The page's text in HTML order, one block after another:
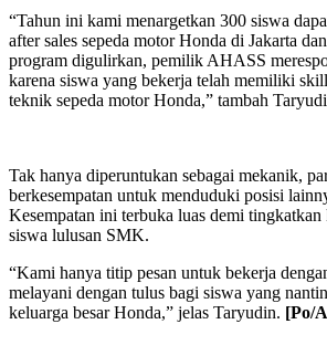
“Tahun ini kami menargetkan 300 siswa
after sales sepeda motor Honda di Jakarta
program digulirkan, pemilik AHASS
karena siswa yang bekerja telah memiliki
teknik sepeda motor Honda,” tambah
Tak hanya diperuntukan sebagai mekanik,
berkesempatan untuk menduduki posisi
Kesempatan ini terbuka luas demi tingkatkan
siswa lulusan SMK.
“Kami hanya titip pesan untuk bekerja
melayani dengan tulus bagi siswa yang
keluarga besar Honda,” jelas Taryudin. [Po/